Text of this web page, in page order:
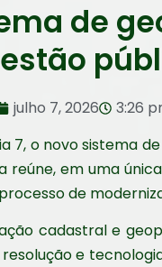
de
julho 7, 2026
3:26
7, o novo sistema
em uma
de
cadastral e
e